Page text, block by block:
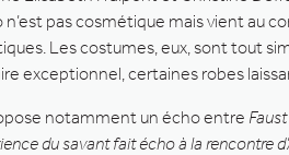
n’est pas cosmétique mais vient au
Les costumes, eux, sont tout
exceptionnel, certaines robes
notamment un écho entre Faust
du savant fait écho à la rencontre